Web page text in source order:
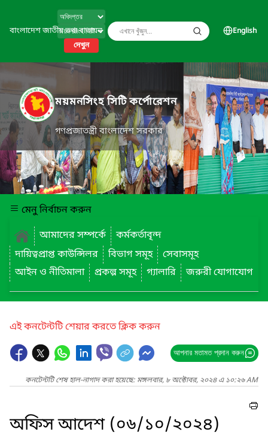
বাংলাদেশ জাতীয় তথ্য বাতায়ন
দেখুন
English
ময়মনসিংহ সিটি কর্পোরেশন
গণপ্রজাতন্ত্রী বাংলাদেশ সরকার
মেনু নির্বাচন করুন
আমাদের সম্পর্কে
কর্মকর্তাবৃন্দ
দায়িত্বপ্রাপ্ত কাউন্সিলর
বিভাগ সমূহ
সেবাসমূহ
আইন ও নীতিমালা
প্রকল্প সমূহ গ্যালারি জরুরী যোগাযোগ
এই কনটেন্টটি শেয়ার করতে ক্লিক করুন
আপনার মতামত প্রদান করুন
কনটেন্টটি শেষ হাল-নাগাদ করা হয়েছে: মঙ্গলবার, ৮ অক্টোবর, ২০২৪ এ ১০:২৬ AM
অফিস আদেশ (০৬/১০/২০২৪)